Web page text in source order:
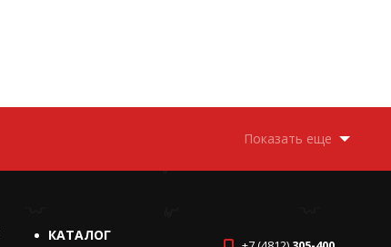
Показать еще
КАТАЛОГ